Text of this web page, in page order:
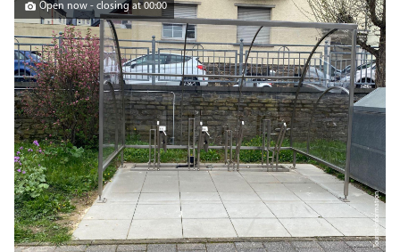
Tourist-Information
Open now - closing at 00:00